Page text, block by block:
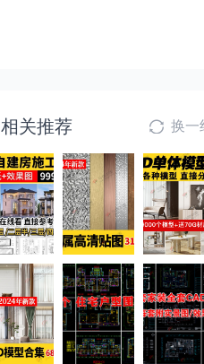
相关推荐 换一